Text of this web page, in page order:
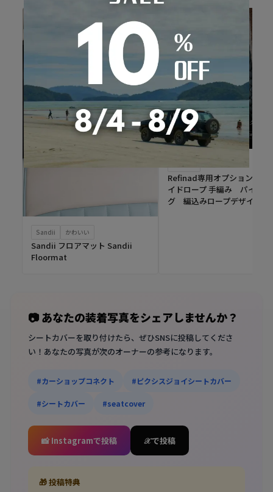
Sandii かわいい
Sandii フロアマット Sandii
Floormat
Refinad専用オプション ブ
イドロープ 手編み パイピン
グ 編込みロープデザイン
📷 あなたの装着写真をシェアしませんか？
シートカバーを取り付けたら、ぜひSNSに投稿してくださ
い！あなたの写真が次のオーナーの参考になります。
#カーショップコネクト #ピクシスジョイシートカバー
#シートカバー #seatcover
📸 Instagramで投稿 𝒳 で投稿
🎁 投稿特典